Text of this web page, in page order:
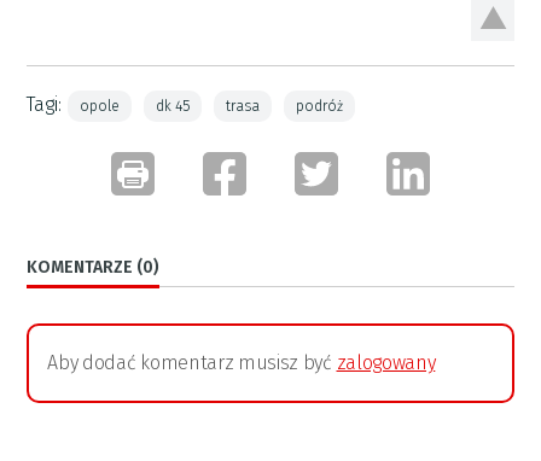
Tagi: opole dk 45 trasa podróż
KOMENTARZE (0)
Aby dodać komentarz musisz być zalogowany